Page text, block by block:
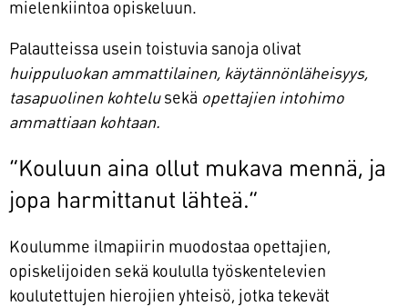
mielenkiintoa opiskeluun.
Palautteissa usein toistuvia sanoja olivat
huippuluokan ammattilainen, käytännönläheisyys,
tasapuolinen kohtelusekä opettajien intohimo
ammattiaan kohtaan.
”Kouluun aina ollut mukava mennä, ja
jopa harmittanut lähteä.”
Koulumme ilmapiirin muodostaa opettajien,
opiskelijoiden sekä koululla työskentelevien
koulutettujen hierojien yhteisö, jotka tekevät